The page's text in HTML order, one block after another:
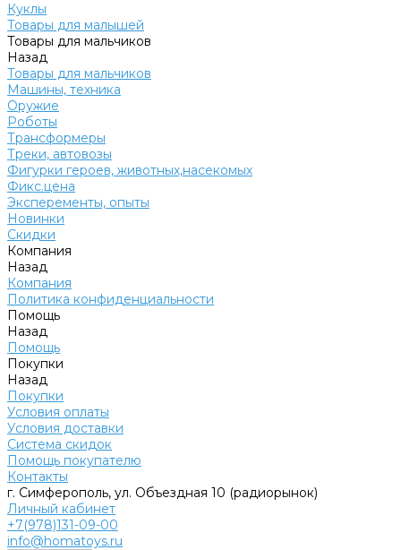
Куклы
Товары для малышей
Товары для мальчиков
Назад
Товары для мальчиков
Машины, техника
Оружие
Роботы
Трансформеры
Треки, автовозы
Фигурки героев, животных,насекомых
Фикс.цена
Эксперементы, опыты
Новинки
Скидки
Компания
Назад
Компания
Политика конфиденциальности
Помощь
Назад
Помощь
Покупки
Назад
Покупки
Условия оплаты
Условия доставки
Система скидок
Помощь покупателю
Контакты
г. Симферополь, ул. Объездная 10 (радиорынок)
Личный кабинет
+7(978)131-09-00
info@homatoys.ru